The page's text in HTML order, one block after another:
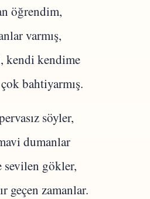
öğrendim,
varmış,
kendi kendime
bahtiyarmış.
söyler,
dumanlar
gökler,
geçen zamanlar.